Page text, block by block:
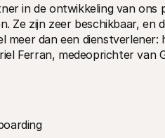
in de ontwikkeling van ons
Ze zijn zeer beschikbaar, en
meer dan een dienstverlener:
Ferran, medeoprichter van